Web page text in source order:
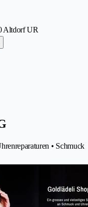
Altdorf UR
• Schmuck